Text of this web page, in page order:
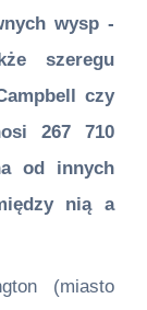
wysp -
szeregu
czy
267 710
od innych
nią a
(miasto